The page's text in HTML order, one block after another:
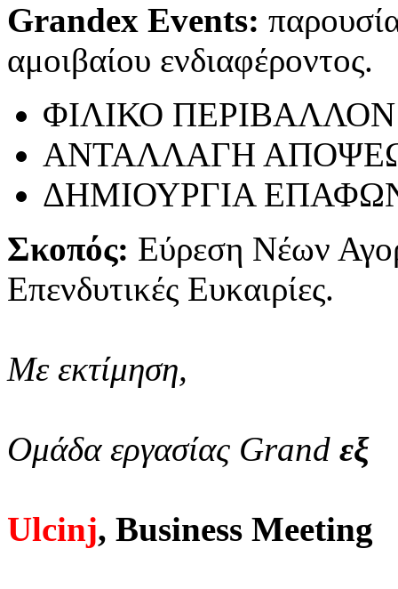
Grandex Events:
αμοιβαίου ενδιαφέροντος.
ΦΙΛΙΚΟ ΠΕΡΙΒΑΛΛΟΝ
ΑΝΤΑΛΛΑΓΗ
ΔΗΜΙΟΥΡΓΙΑ
Σκοπός: Εύρεση Νέων
Επενδυτικές Ευκαιρίες.
Με εκτίμηση,
Ομάδα εργασίας Grand εξ
Ulcinj, Business Meeting